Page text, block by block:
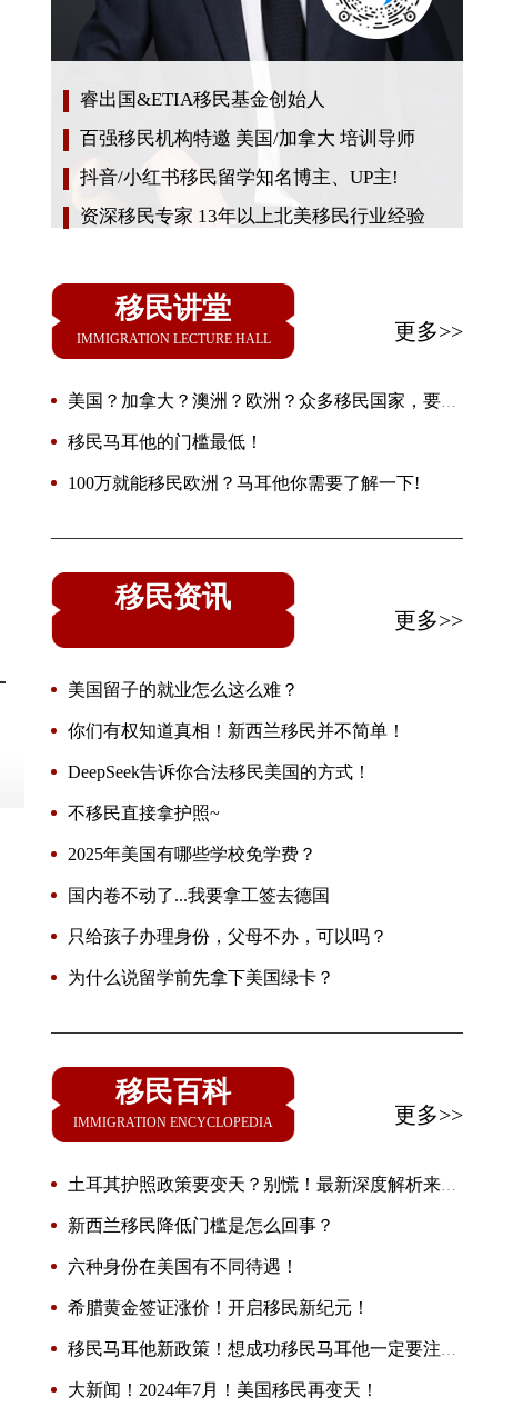
睿出国&ETIA移民基金创始人
百强移民机构特邀 美国/加拿大 培训导师
抖音/小红书移民留学知名博主、UP主!
资深移民专家 13年以上北美移民行业经验
移民讲堂
IMMIGRATION LECTURE HALL 更多>>
美国？加拿大？澳洲？欧洲？众多移民国家，要怎
么选？
移民马耳他的门槛最低！
100万就能移民欧洲？马耳他你需要了解一下!
移民资讯
更多>>
美国留子的就业怎么这么难？
你们有权知道真相！新西兰移民并不简单！
DeepSeek告诉你合法移民美国的方式！
不移民直接拿护照~
2025年美国有哪些学校免学费？
国内卷不动了...我要拿工签去德国
只给孩子办理身份，父母不办，可以吗？
为什么说留学前先拿下美国绿卡？
移民百科
IMMIGRATION ENCYCLOPEDIA 更多>>
土耳其护照政策要变天？别慌！最新深度解析来了
🔥新西兰移民降低门槛是怎么回事？
六种身份在美国有不同待遇！
希腊黄金签证涨价！开启移民新纪元！
移民马耳他新政策！想成功移民马耳他一定要注意
这些误区！
大新闻！2024年7月！美国移民再变天！